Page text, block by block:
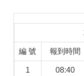
編 號 報到時間
1 08:40